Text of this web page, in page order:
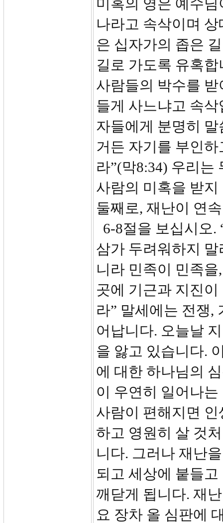
미혹의 영은 예수
나라고 속삭이며
은 십자가의 좁은
길로 가도록 유혹
사람들의 박수를
들게 사느냐고 속
자들에게 분명히
거든 자기를 부인
라”(막8:34) 우리는
사람의 미혹을 받
둘째로, 재난이 연
6-8절을 보십시오.
삼가 두려워하지
니라 민족이 민족
곳에 기근과 지진
라” 말세에는 전쟁,
어납니다. 오늘날
을 앓고 있습니다.
에 대한 하나님의
이 우연히 일어나
사람이 편해지면
하고 영원히 살 것
니다. 그러나 재난
되고 세상에 붙들
깨닫게 됩니다. 재
요 장차 올 심판에